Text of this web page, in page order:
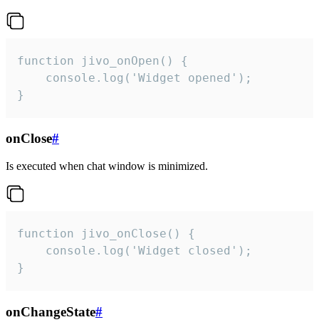
function jivo_onOpen() {
    console.log('Widget opened');
}
onClose#
Is executed when chat window is minimized.
function jivo_onClose() {
    console.log('Widget closed');
}
onChangeState#